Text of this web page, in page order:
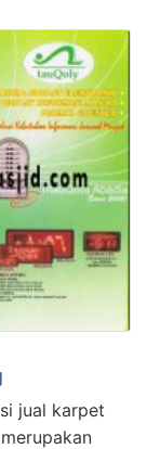
jual karpet